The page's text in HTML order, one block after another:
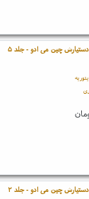
دستیارش چین می ادو - جلد ۵
دستیارش چین می ادو - جلد ۲